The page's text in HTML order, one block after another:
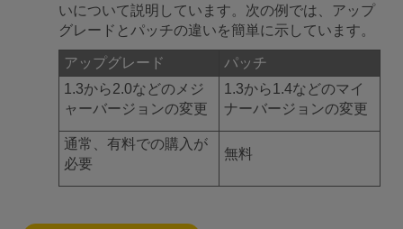
いについて説明しています。次の例では、アップ
グレードとパッチの違いを簡単に示しています。
アップグレード
パッチ
1.3から2.0などのメジ
ャーバージョンの変更
1.3から1.4などのマイ
ナーバージョンの変更
通常、有料での購入が
必要
無料